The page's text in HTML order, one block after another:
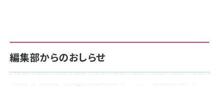
￥880
anan(アンアン)2026/06/24号 No.2500増刊
スペシャルエディション[王道エンタメの矜持／
サポート正規品 メーカー保証5年 KLMEA128G
NIMASO ガラスフィルム iPhone 17 用 保護フィ
サポート正規品 メーカー保証5年 KLMEA128G
Amazon eギフトカード - Amazonロゴ - クラ
編集部からのおしらせ